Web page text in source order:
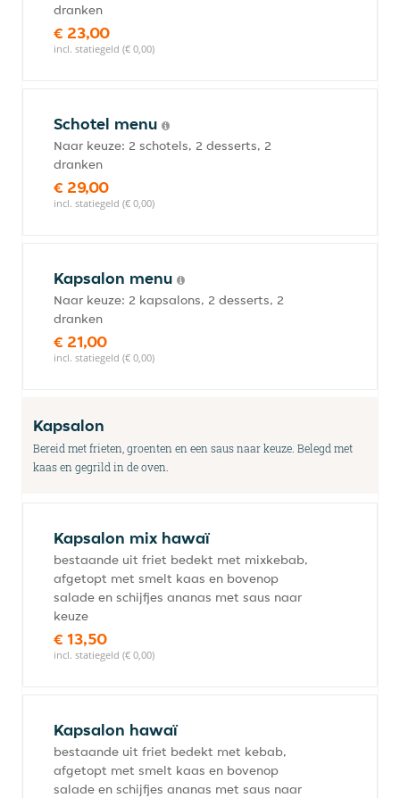
dranken
€ 23,00
incl. statiegeld (€ 0,00)
Schotel menu
Naar keuze: 2 schotels, 2 desserts, 2
dranken
€ 29,00
incl. statiegeld (€ 0,00)
Kapsalon menu
Naar keuze: 2 kapsalons, 2 desserts, 2
dranken
€ 21,00
incl. statiegeld (€ 0,00)
Kapsalon
Bereid met frieten, groenten en een saus naar keuze. Belegd met
kaas en gegrild in de oven.
Kapsalon mix hawaï
bestaande uit friet bedekt met mixkebab,
afgetopt met smelt kaas en bovenop
salade en schijfjes ananas met saus naar
keuze
€ 13,50
incl. statiegeld (€ 0,00)
Kapsalon hawaï
bestaande uit friet bedekt met kebab,
afgetopt met smelt kaas en bovenop
salade en schijfjes ananas met saus naar